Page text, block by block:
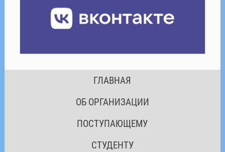
ГЛАВНАЯ
ОБ ОРГАНИЗАЦИИ
ПОСТУПАЮЩЕМУ
СТУДЕНТУ